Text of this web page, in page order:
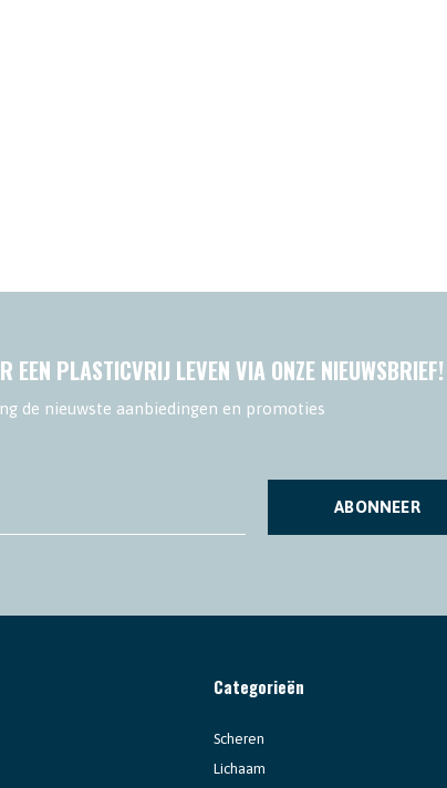
EEN PLASTICVRIJ LEVEN VIA ONZE NIEUWSBRIEF!
de nieuwste aanbiedingen en promoties
ABONNEER
Categorieën
Scheren
Lichaam